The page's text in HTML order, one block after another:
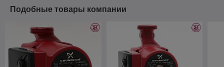
Подобные товары компании